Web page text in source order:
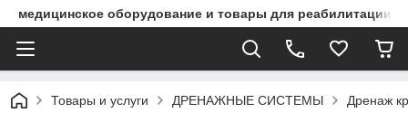
медицинское оборудование и товары для реабилитации
Товары и услуги ДРЕНАЖНЫЕ СИСТЕМЫ Дренаж